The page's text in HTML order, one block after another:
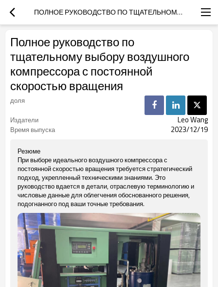
ПОЛНОЕ РУКОВОДСТВО ПО ТЩАТЕЛЬНОМУ ВЫБОРУ ВОЗДУШНОГО КОМПРЕССОРА С ПОСТОЯННОЙ СКОРОСТЬЮ ВРАЩЕНИЯ
Полное руководство по
тщательному выбору воздушного
компрессора с постоянной
скоростью вращения
доля
Издатели
Leo Wang
Время выпуска 2023/12/19
Резюме
При выборе идеального воздушного компрессора с
постоянной скоростью вращения требуется стратегический
подход, укрепленный техническими знаниями. Это
руководство вдается в детали, отраслевую терминологию и
числовые данные для облегчения обоснованного решения,
подогнанного под ваши точные требования.